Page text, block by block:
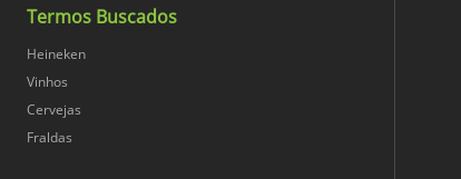
Termos Buscados
Heineken
Vinhos
Cervejas
Fraldas